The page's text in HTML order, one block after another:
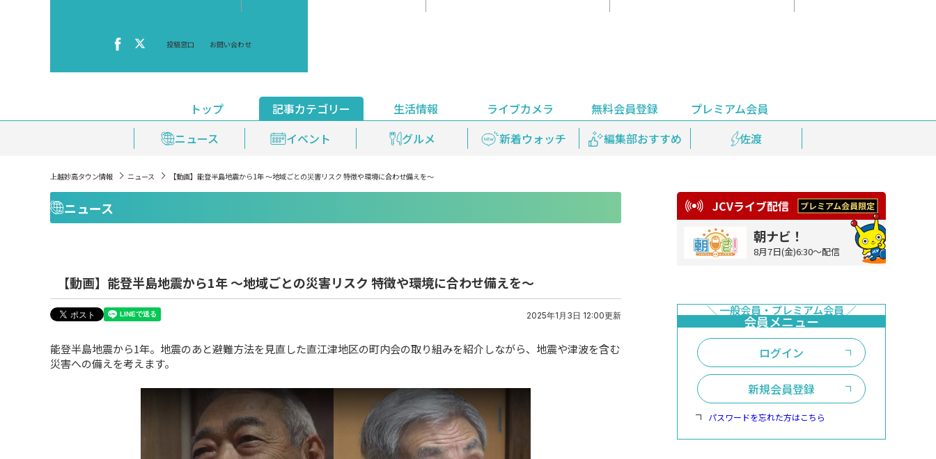
投稿窓口 お問い合わせ
トップ
記事カテゴリー
ニュース
イベント グルメ 新着ウォッチ 編集部おすすめ 佐渡
生活情報
おくやみ情報
安全安心情報 天気 上越妙高百景 鉄道情報
ライブカメラ 無料会員登録
プレミアム会員
ライブ配信
見逃し配信 プレミアム会員登録
上越妙高タウン情報 ニュース 【動画】能登半島地震から1年 ～地域ごとの災害リスク 特徴や環境に合わせ備えを～
ニュース
【動画】能登半島地震から1年 ～地域ごとの災害リスク 特徴や環境に合わせ備えを～
2025年1月3日 12:00更新
能登半島地震から1年。地震のあと避難方法を見直した直江津地区の町内会の取り組みを紹介しながら、地震や津波を含む
災害への備えを考えます。
JCVライブ配信
朝ナビ！
8月7日(金)6:30～配信
ログイン
新規会員登録
パスワードを忘れた方はこちら